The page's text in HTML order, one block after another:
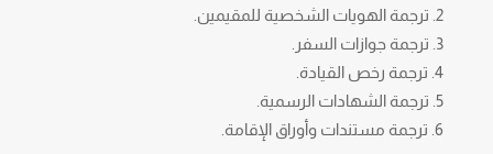
ترجمة الهويات الشخصية للمقيمين.
ترجمة جوازات السفر.
ترجمة رخص القيادة.
ترجمة الشهادات الرسمية.
ترجمة مستندات وأوراق الإقامة.